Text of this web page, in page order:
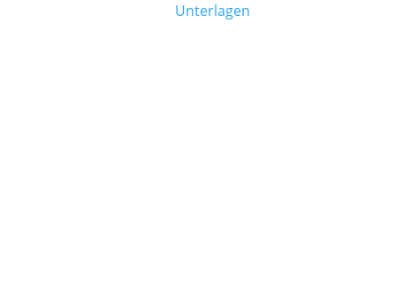
Unterlagen